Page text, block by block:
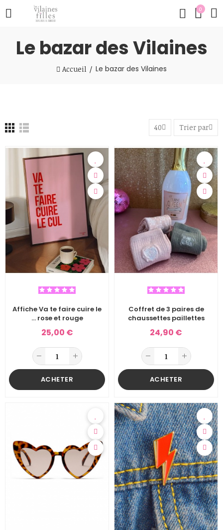
0
Le bazar des Vilaines
Accueil Le bazar des Vilaines
40 Trier par
Affiche Va te faire cuire le
... rose et rouge
25,00 €
ACHETER
Coffret de 3 paires de
chaussettes paillettes
24,90 €
ACHETER